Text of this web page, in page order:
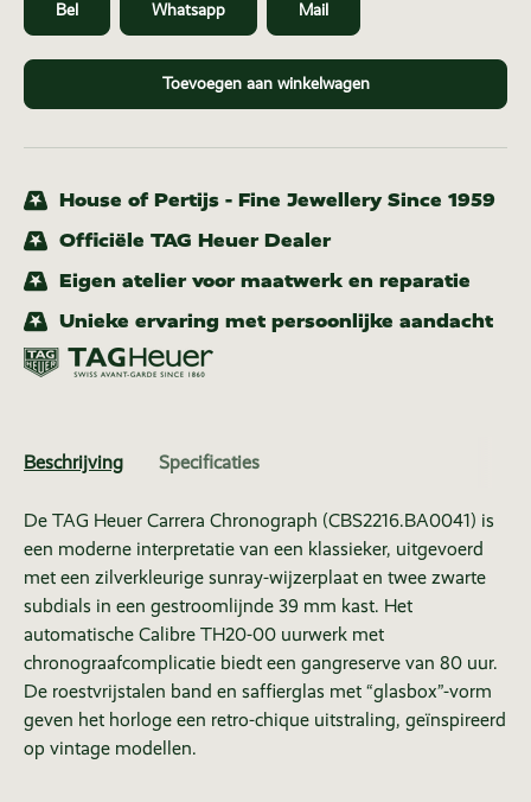
Bel Whatsapp Mail
Toevoegen aan winkelwagen
House of Pertijs - Fine Jewellery Since 1959
Officiële TAG Heuer Dealer
Eigen atelier voor maatwerk en reparatie
Unieke ervaring met persoonlijke aandacht
Beschrijving Specificaties
De TAG Heuer Carrera Chronograph (CBS2216.BA0041) is
een moderne interpretatie van een klassieker, uitgevoerd
met een zilverkleurige sunray-wijzerplaat en twee zwarte
subdials in een gestroomlijnde 39 mm kast. Het
automatische Calibre TH20-00 uurwerk met
chronograafcomplicatie biedt een gangreserve van 80 uur.
De roestvrijstalen band en saffierglas met “glasbox”-vorm
geven het horloge een retro-chique uitstraling, geïnspireerd
op vintage modellen.